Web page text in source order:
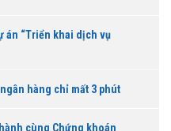
án “Triển khai dịch vụ
hàng chỉ mất 3 phút
cùng Chứng khoán